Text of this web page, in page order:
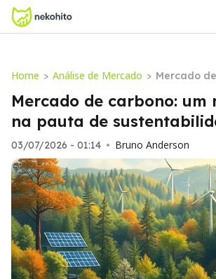
Home > Análise de Mercado > Mercado
vo ativo
abilidade
Mercado de carbono: um
na pauta de
03/07/2026 - 01:14 • Bruno Anderson